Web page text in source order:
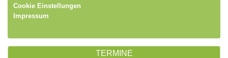
Cookie Einstellungen
Impressum
TERMINE